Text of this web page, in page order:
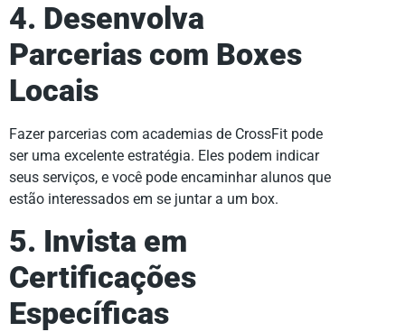
4. Desenvolva
Parcerias com Boxes
Locais
Fazer parcerias com academias de CrossFit pode
ser uma excelente estratégia. Eles podem indicar
seus serviços, e você pode encaminhar alunos que
estão interessados em se juntar a um box.
5. Invista em
Certificações
Específicas